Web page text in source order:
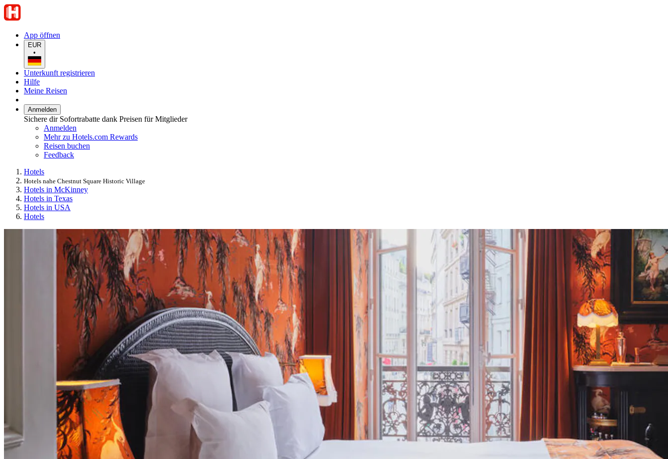
App öffnen
EUR
•
Unterkunft registrieren
Hilfe
Meine Reisen
Anmelden
Sichere dir Sofortrabatte dank Preisen für Mitglieder
Anmelden
Mehr zu Hotels.com Rewards
Reisen buchen
Feedback
Hotels
Hotels nahe Chestnut Square Historic Village
Hotels in McKinney
Hotels in Texas
Hotels in USA
Hotels